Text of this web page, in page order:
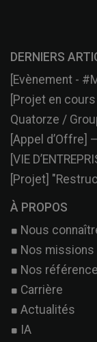
DERNIERS
[Evènement -
[Projet en
Quatorze /
[Appel d’Offre]
[VIE
[Projet]
À PROPOS
Nous
Nos missions
Nos
Carrière
Actualités
IA